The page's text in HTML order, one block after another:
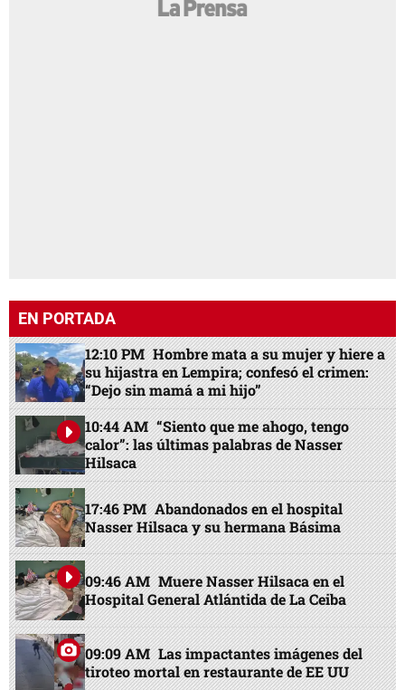
EN PORTADA
12:10 PM Hombre mata a su mujer y hiere a
su hijastra en Lempira; confesó el crimen:
“Dejo sin mamá a mi hijo”
10:44 AM “Siento que me ahogo, tengo
calor”: las últimas palabras de Nasser
Hilsaca
17:46 PM Abandonados en el hospital
Nasser Hilsaca y su hermana Básima
09:46 AM Muere Nasser Hilsaca en el
Hospital General Atlántida de La Ceiba
09:09 AM Las impactantes imágenes del
tiroteo mortal en restaurante de EE UU